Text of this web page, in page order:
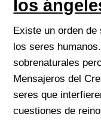
los
Existe un orden
los seres
sobrenaturales
Mensajeros del
seres que
cuestiones de